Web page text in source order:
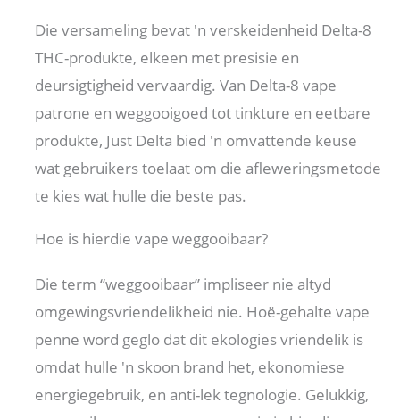
Die versameling bevat 'n verskeidenheid Delta-8
THC-produkte, elkeen met presisie en
deursigtigheid vervaardig. Van Delta-8 vape
patrone en weggooigoed tot tinkture en eetbare
produkte, Just Delta bied 'n omvattende keuse
wat gebruikers toelaat om die afleweringsmetode
te kies wat hulle die beste pas.
Hoe is hierdie vape weggooibaar?
Die term “weggooibaar” impliseer nie altyd
omgewingsvriendelikheid nie. Hoë-gehalte vape
penne word geglo dat dit ekologies vriendelik is
omdat hulle 'n skoon brand het, ekonomiese
energiegebruik, en anti-lek tegnologie. Gelukkig,